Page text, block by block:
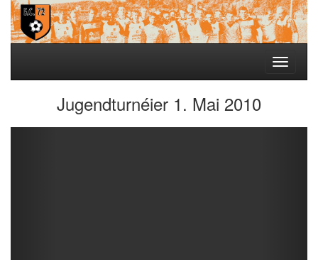
Toggle
Jugendturnéier 1. Mai 2010